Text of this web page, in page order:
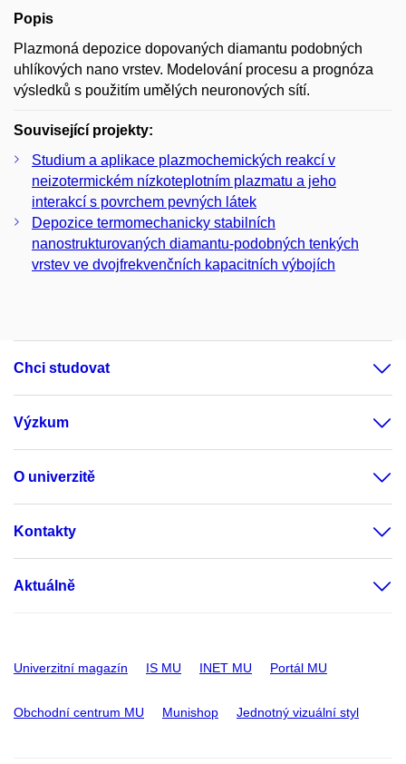
Popis
Plazmoná depozice dopovaných diamantu podobných
uhlíkových nano vrstev. Modelování procesu a prognóza
výsledků s použitím umělých neuronových sítí.
Související projekty:
Studium a aplikace plazmochemických reakcí v
neizotermickém nízkoteplotním plazmatu a jeho
interakcí s povrchem pevných látek
Depozice termomechanicky stabilních
nanostrukturovaných diamantu-podobných tenkých
vrstev ve dvojfrekvenčních kapacitních výbojích
Chci studovat
Výzkum
O univerzitě
Kontakty
Aktuálně
Univerzitní magazín IS MU INET MU Portál MU
Obchodní centrum MU Munishop Jednotný vizuální styl